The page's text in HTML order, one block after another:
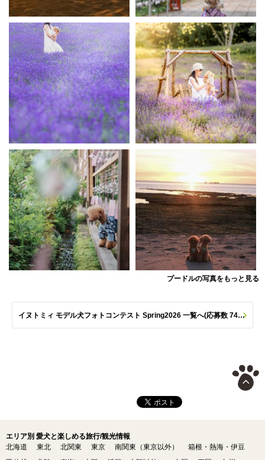
プードルの写真をもっと見る
イヌトミィ モデル犬フォトコンテスト Spring2026 一覧へ(応募数 747枚)
エリア別 愛犬と楽しめる旅行/観光情報
北海道
東北 北関東 東京 南関東（東京以外）
箱根・熱海・伊豆